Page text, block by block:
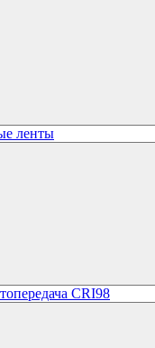
ленты
CRI98